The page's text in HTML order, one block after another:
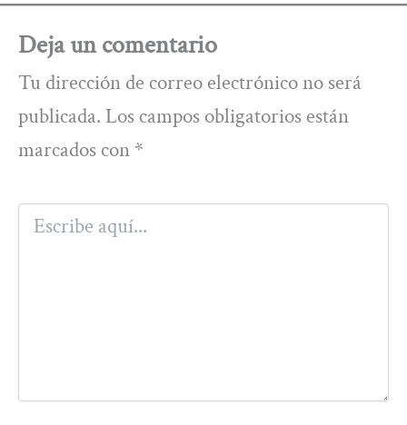
Deja un comentario
Tu dirección de correo electrónico no será
publicada. Los campos obligatorios están
marcados con *
Escribe
aquí...